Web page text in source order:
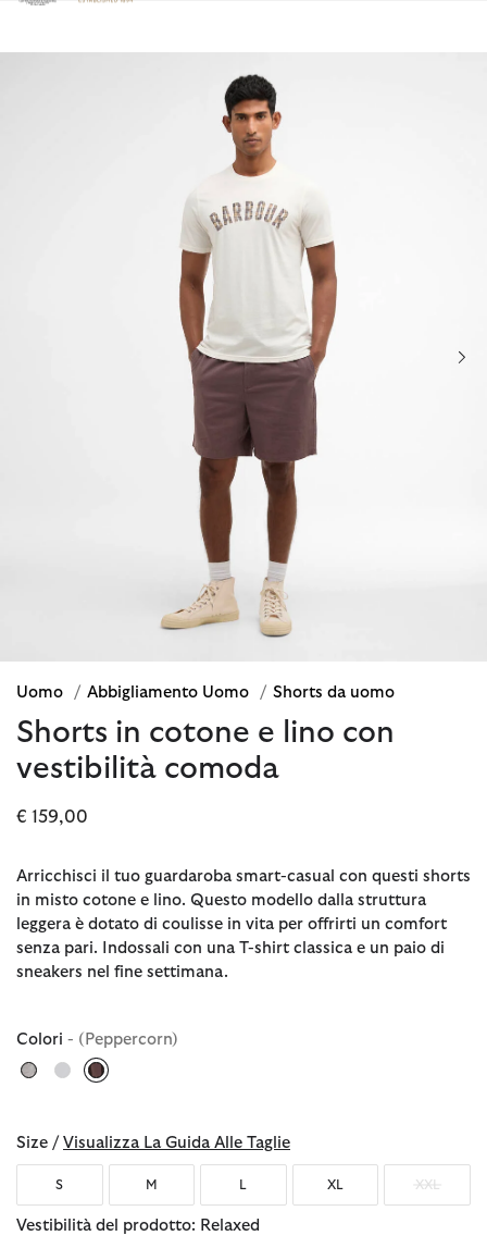
Clicca per visualizzare la nostra Dichiarazione di Accessibilità
Uomo / Abbigliamento Uomo / Shorts da uomo
Shorts in cotone e lino con
vestibilità comoda
€ 159,00
Arricchisci il tuo guardaroba smart-casual con questi shorts
in misto cotone e lino. Questo modello dalla struttura
leggera è dotato di coulisse in vita per offrirti un comfort
senza pari. Indossali con una T-shirt classica e un paio di
sneakers nel fine settimana.
Colori - (Peppercorn)
Size / Visualizza La Guida Alle Taglie
S M L XL XXL
Vestibilità del prodotto: Relaxed